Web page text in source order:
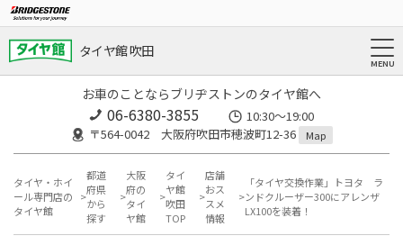
タイヤ館 吹田
お車のことならブリヂストンのタイヤ館へ
06-6380-3855
10:30～19:00
〒564-0042 大阪府吹田市穂波町12-36
Map
タイヤ・ホイ
ール専門店の
タイヤ館
都道
府県
から
探す
大阪
府の
タイ
ヤ館
タイ
ヤ館
吹田
TOP
店舗
おス
スメ
情報
「タイヤ交換作業」トヨタ ラ
ンドクルーザー300にアレンザ
LX100を装着！